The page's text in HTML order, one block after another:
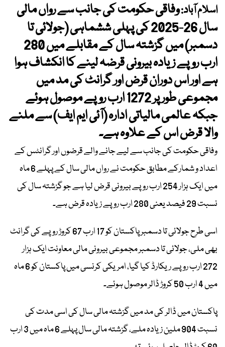
اسلام آباد:وفاقی حکومت کی جانب سے رواں مالی
سال 26-2025 کی پہلی ششماہی (جولائی تا
دسمبر) میں گزشتہ سال کے مقابلے میں 280
ارب روپے زیادہ بیرونی قرضہ لینے کا انکشاف ہوا
ہے اور اس دوران قرض اور گرانٹ کی مد میں
مجموعی طور پر 1272 ارب روپے موصول ہوئے
جبکہ عالمی مالیاتی ادارہ (آئی ایم ایف) سے ملنے
والا قرض اس کے علاوہ ہے۔
وفاقی حکومت کی جانب سے لیے جانے والے قرضوں اور گرانٹس کے
اعداد و شمارکے مطابق حکومت نے رواں مالی سال کے پہلے 6 ماہ
میں ایک ہزار 254 ارب روپے بیرونی قرض لیا ہے جو گزشتہ سال کی
نسبت 29 فیصد یعنی 280 ارب روپے زیادہ قرض ہے۔
اسی طرح جولائی تا دسمبر پاکستان کو 17 ارب 67 کروڑ روپے کی گرانٹ
بھی ملی، جولائی تا دسمبر مجموعی بیرونی مالی معاونت ایک ہزار
272 ارب روپے ریکارڈ کیا گیا، امریکی کرنسی میں پاکستان کو 6 ماہ
میں 4 ارب 50 کروڑ ڈالر موصول ہوئے۔
پاکستان میں ڈالر کی مد میں گزشتہ مالی سال کی اسی مدت کی
نسبت 904 ملین زیادہ ملے، گزشتہ مالی سال پہلے 6 ماہ میں 3 ارب